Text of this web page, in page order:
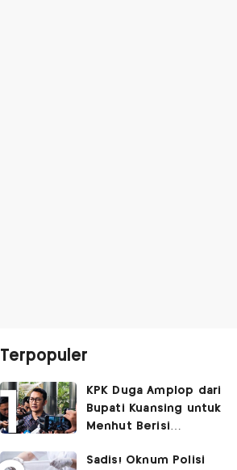
Terpopuler
KPK Duga Amplop dari
Bupati Kuansing untuk
Menhut Berisi
Pengembaliannya
Sadis! Oknum Polisi